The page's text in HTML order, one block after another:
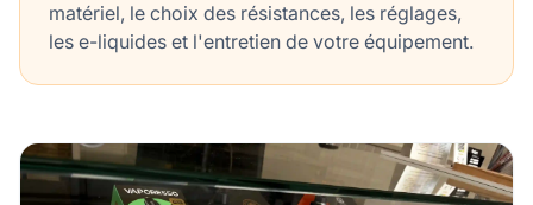
matériel, le choix des résistances, les réglages,
les e-liquides et l'entretien de votre équipement.